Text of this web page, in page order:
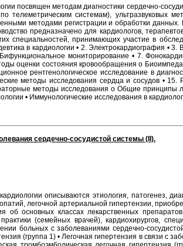
посвящен методам диагностики сердечно-
телеметрическим системам), ультразвуковых
методами регистрации и обработки
предназначено для кардиологов,
специальностей, принимающих участие в
в кардиологии • 2. Электрокардиография •
мониторирование • 7.
оценки состояния кровообращения o
рентгенологическое исследование в
методы исследования сердца и сосудов •
методы исследования o Общие принципы
• Иммунологические исследования в
сердечно-сосудистой системы (II).
описываются этиология, патогенез,
легочной артериальной гипертензии,
об основных классах лекарственных
(семейных врачей), кардиохирургов,
больных с заболеваниями сердечно-
(группа 1) • Легочная гипертензия в связи с